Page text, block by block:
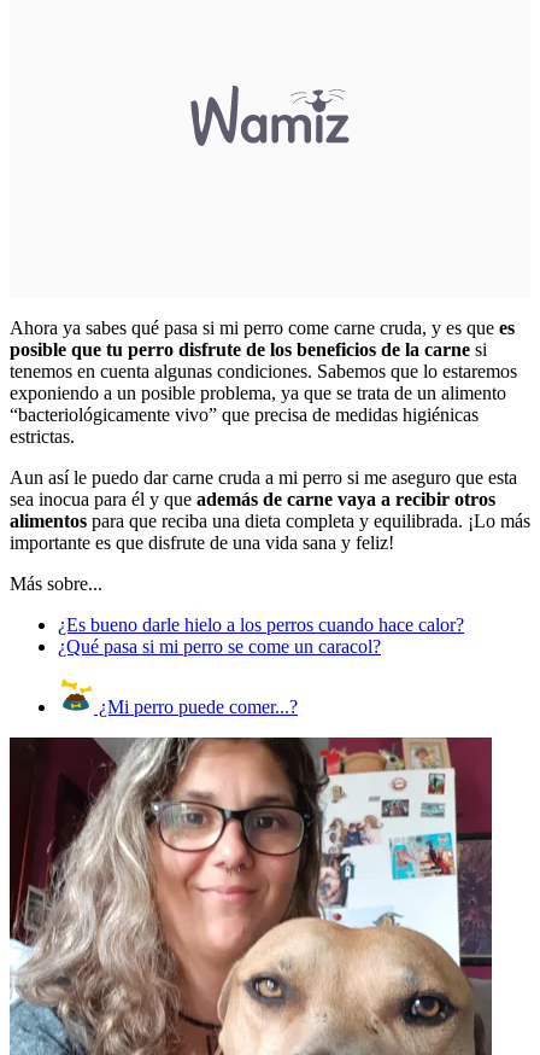
Ahora ya sabes qué pasa si mi perro come carne cruda, y es que es
posible que tu perro disfrute de los beneficios de la carne si
tenemos en cuenta algunas condiciones. Sabemos que lo estaremos
exponiendo a un posible problema, ya que se trata de un alimento
“bacteriológicamente vivo” que precisa de medidas higiénicas
estrictas.
Aun así le puedo dar carne cruda a mi perro si me aseguro que esta
sea inocua para él y que además de carne vaya a recibir otros
alimentos para que reciba una dieta completa y equilibrada. ¡Lo más
importante es que disfrute de una vida sana y feliz!
Más sobre...
¿Es bueno darle hielo a los perros cuando hace calor?
¿Qué pasa si mi perro se come un caracol?
¿Mi perro puede comer...?